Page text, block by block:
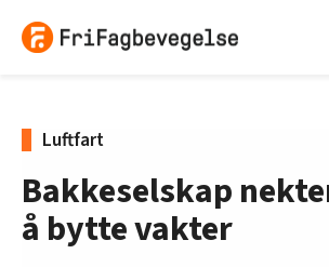
Luftfart
Bakkeselskap
å bytte vakter